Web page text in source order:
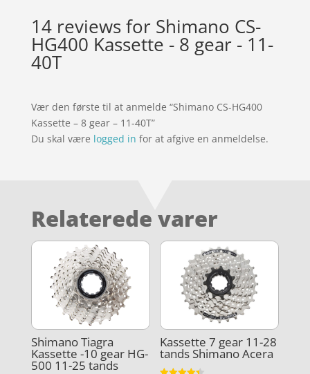
14 reviews for Shimano CS-
HG400 Kassette - 8 gear - 11-
40T
Vær den første til at anmelde “Shimano CS-HG400
Kassette – 8 gear – 11-40T”
Du skal være logged in for at afgive en anmeldelse.
Relaterede varer
Shimano Tiagra
Kassette -10 gear HG-
500 11-25 tands
Kassette 7 gear 11-28
tands Shimano Acera